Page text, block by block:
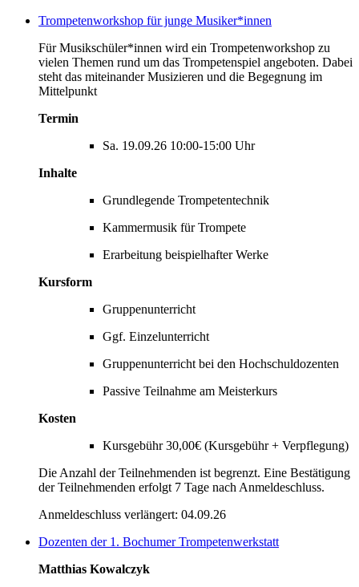
Trompetenworkshop für junge Musiker*innen
Für Musikschüler*innen wird ein Trompetenworkshop zu
vielen Themen rund um das Trompetenspiel angeboten. Dabei
steht das miteinander Musizieren und die Begegnung im
Mittelpunkt
Termin
Sa. 19.09.26 10:00-15:00 Uhr
Inhalte
Grundlegende Trompetentechnik
Kammermusik für Trompete
Erarbeitung beispielhafter Werke
Kursform
Gruppenunterricht
Ggf. Einzelunterricht
Gruppenunterricht bei den Hochschuldozenten
Passive Teilnahme am Meisterkurs
Kosten
Kursgebühr 30,00€ (Kursgebühr + Verpflegung)
Die Anzahl der Teilnehmenden ist begrenzt. Eine Bestätigung
der Teilnehmenden erfolgt 7 Tage nach Anmeldeschluss.
Anmeldeschluss verlängert: 04.09.26
Dozenten der 1. Bochumer Trompetenwerkstatt
Matthias Kowalczyk